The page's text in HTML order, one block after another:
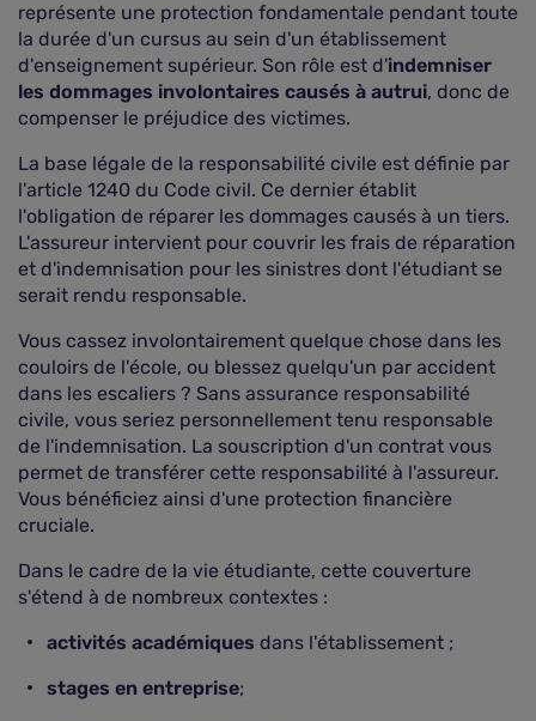
représente une protection fondamentale pendant toute
la durée d'un cursus au sein d'un établissement
d'enseignement supérieur. Son rôle est d'indemniser
les dommages involontaires causés à autrui, donc de
compenser le préjudice des victimes.
La base légale de la responsabilité civile est définie par
l'article 1240 du Code civil. Ce dernier établit
l'obligation de réparer les dommages causés à un tiers.
L'assureur intervient pour couvrir les frais de réparation
et d'indemnisation pour les sinistres dont l'étudiant se
serait rendu responsable.
Vous cassez involontairement quelque chose dans les
couloirs de l'école, ou blessez quelqu'un par accident
dans les escaliers ? Sans assurance responsabilité
civile, vous seriez personnellement tenu responsable
de l'indemnisation. La souscription d'un contrat vous
permet de transférer cette responsabilité à l'assureur.
Vous bénéficiez ainsi d'une protection financière
cruciale.
Dans le cadre de la vie étudiante, cette couverture
s'étend à de nombreux contextes :
activités académiques dans l'établissement ;
stages en entreprise;